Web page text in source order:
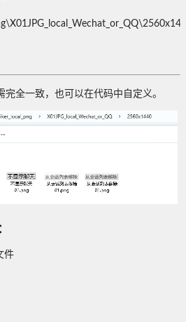
全一致，也可以在代码中自定义。
件